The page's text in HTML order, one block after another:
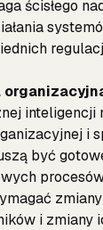
ścisłego
inteligencji
i
być
i zmiany